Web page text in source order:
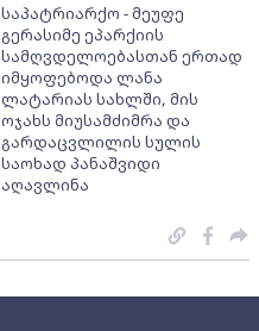
საპატრიარქო - მეუფე
გერასიმე ეპარქიის
სამღვდელოებასთან ერთად
იმყოფებოდა ლანა
ლატარიას სახლში, მის
ოჯახს მიუსამძიმრა და
გარდაცვლილის სულის
საოხად პანაშვიდი
აღავლინა